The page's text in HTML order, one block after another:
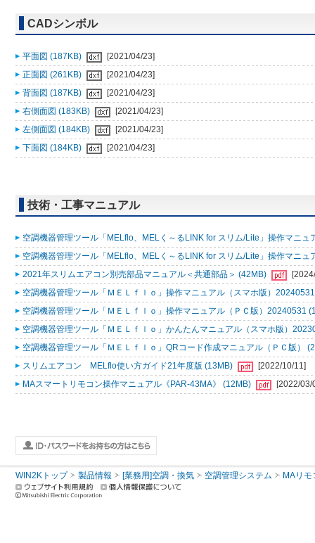
CADシンボル
平面図 (187KB)
[2021/04/23]
正面図 (261KB)
[2021/04/23]
背面図 (187KB)
[2021/04/23]
右側面図 (183KB)
[2021/04/23]
左側面図 (184KB)
[2021/04/23]
下面図 (184KB)
[2021/04/23]
技術・工事マニュアル
空調機器管理ツール「MELflo、MELく～るLINK for スリム/Lite」操作マニュ
空調機器管理ツール「MELflo、MELく～るLINK for スリム/Lite」操作マニュ
2021年スリムエアコン別売部品マニュアル＜共通部品＞ (42MB)
空調機器管理ツール「ＭＥＬｆｌｏ」操作マニュアル（スマホ版）
空調機器管理ツール「ＭＥＬｆｌｏ」操作マニュアル（ＰＣ版）20240531
空調機器管理ツール「ＭＥＬｆｌｏ」かんたんマニュアル（スマホ版）
空調機器管理ツール「ＭＥＬｆｌｏ」QRコード作成マニュアル（ＰＣ版）
スリムエアコン MELflo使い方ガイド21年度版 (13MB)
[2022/10/11]
MAスマートリモコン操作マニュアル《PAR-43MA》 (12MB)
[2022/03/
WIN2Kトップ 製品情報 [業務用]空調・換気 空調管理システム MAリモ